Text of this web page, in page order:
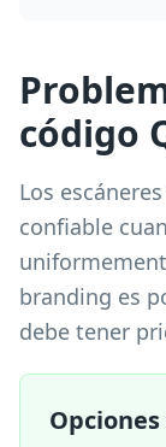
código
Los
confiable
branding es
debe tener